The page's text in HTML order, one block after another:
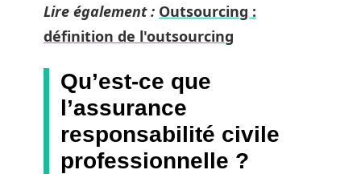
Lire également : Outsourcing :
définition de l'outsourcing
Qu’est-ce que
l’assurance
responsabilité civile
professionnelle ?